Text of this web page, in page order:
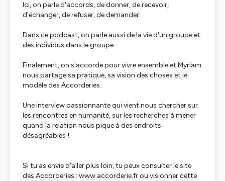
Ici, on parle d'accords, de donner, de recevoir,
d'échanger, de refuser, de demander.
Dans ce podcast, on parle aussi de la vie d'un groupe et
des individus dans le groupe.
Finalement, on s'accorde pour vivre ensemble et Myriam
nous partage sa pratique, sa vision des choses et le
modèle des Accorderies.
Une interview passionnante qui vient nous chercher sur
les rencontres en humanité, sur les recherches à mener
quand la relation nous pique à des endroits
désagréables !
Si tu as envie d'aller plus loin, tu peux consulter le site
des Accorderies : www.accorderie.fr ou visionner cette